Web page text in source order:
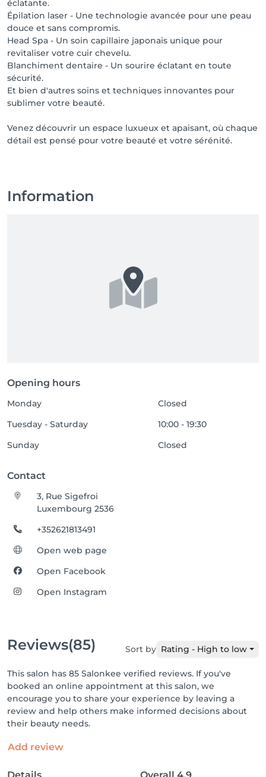
éclatante.
Épilation laser - Une technologie avancée pour une peau
douce et sans compromis.
Head Spa - Un soin capillaire japonais unique pour
revitaliser votre cuir chevelu.
Blanchiment dentaire - Un sourire éclatant en toute
sécurité.
Et bien d'autres soins et techniques innovantes pour
sublimer votre beauté.
Venez découvrir un espace luxueux et apaisant, où chaque
détail est pensé pour votre beauté et votre sérénité.
Information
Opening hours
Monday
Closed
Tuesday - Saturday
10:00 - 19:30
Sunday
Closed
Contact
3, Rue Sigefroi
Luxembourg 2536
+352621813491
Open web page
Open Facebook
Open Instagram
Reviews(85) Sort by Rating - High to low
This salon has 85 Salonkee verified reviews. If you've
booked an online appointment at this salon, we
encourage you to share your experience by leaving a
review and help others make informed decisions about
their beauty needs.
Add review